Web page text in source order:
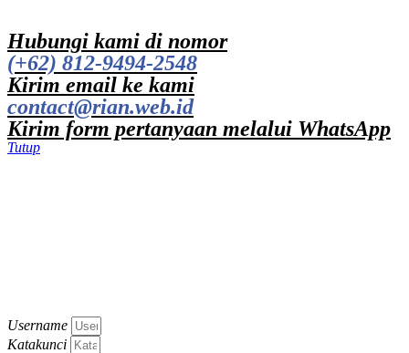
Hubungi kami di nomor
(+62) 812-9494-2548
Kirim email ke kami
contact@rian.web.id
Kirim form pertanyaan melalui WhatsApp
Tutup
Username
Katakunci